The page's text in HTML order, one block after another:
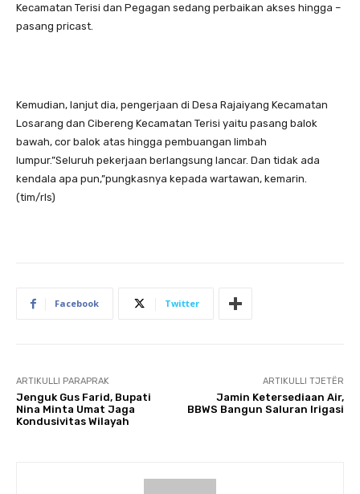
Kecamatan Terisi dan Pegagan sedang perbaikan akses hingga –
pasang pricast.
Kemudian, lanjut dia, pengerjaan di Desa Rajaiyang Kecamatan
Losarang dan Cibereng Kecamatan Terisi yaitu pasang balok
bawah, cor balok atas hingga pembuangan limbah
lumpur.”Seluruh pekerjaan berlangsung lancar. Dan tidak ada
kendala apa pun,”pungkasnya kepada wartawan, kemarin.
(tim/rls)
Facebook Twitter
ARTIKULLI PARAPRAK
Jenguk Gus Farid, Bupati
Nina Minta Umat Jaga
Kondusivitas Wilayah
ARTIKULLI TJETËR
Jamin Ketersediaan Air,
BBWS Bangun Saluran Irigasi